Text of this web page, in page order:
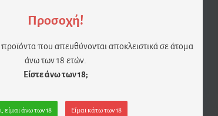
Προσοχή!
προϊόντα που απευθύνονται αποκλειστικά σε άτομα
άνω των 18 ετών.
Είστε άνω των 18;
είμαι άνω των 18 Είμαι κάτω των 18